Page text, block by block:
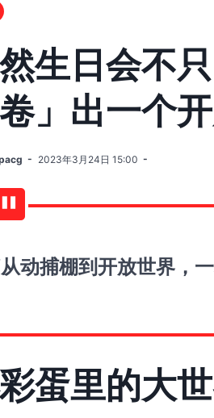
生日会不
卷」出一个
2023年3月24日 15:00
动捕棚到开放世界，
蛋里的大